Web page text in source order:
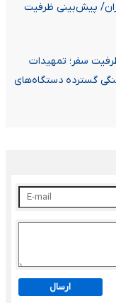
پیش‌بینی ظرفیت
سفر؛ تمهیدات
گسترده دستگاه‌های
ارسال